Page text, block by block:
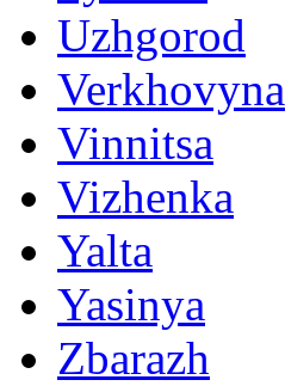
Uzhgorod
Verkhovyna
Vinnitsa
Vizhenka
Yalta
Yasinya
Zbarazh